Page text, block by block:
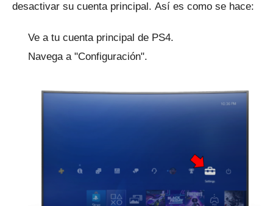
desactivar su cuenta principal. Así es como se hace:
Ve a tu cuenta principal de PS4.
Navega a "Configuración".